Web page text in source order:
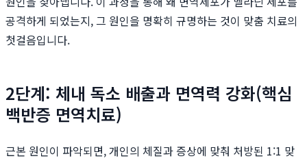
공격하게 되었는지, 그 원인을 명확히 규명하는 것이 맞춤 치료의
첫걸음입니다.
2단계: 체내 독소 배출과 면역력 강화(핵심
백반증 면역치료)
근본 원인이 파악되면, 개인의 체질과 증상에 맞춰 처방된 1:1 맞